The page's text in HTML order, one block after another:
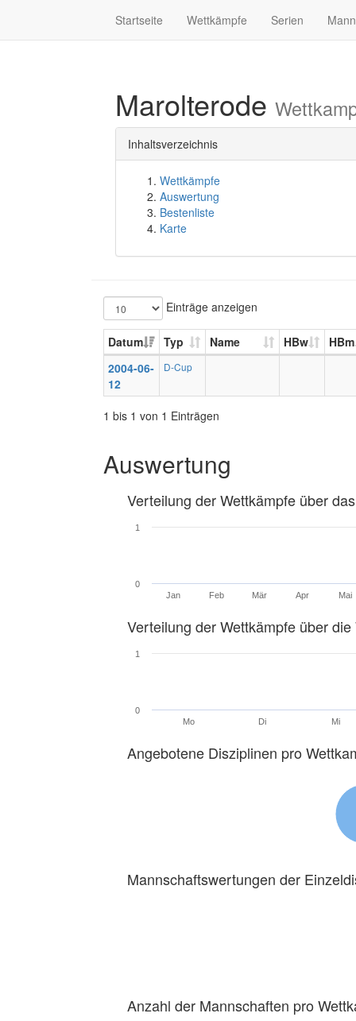
Startseite Wettkämpfe Serien
Marolterode
Inhaltsverzeichnis
Wettkämpfe
Auswertung
Bestenliste
Karte
Einträge anzeigen
Datum Typ Name HBw
HBm
2004-06-
12
D-Cup
1 bis 1 von 1 Einträgen
Auswertung
Verteilung der Wettkämpfe über
Jan Feb Mär Apr Mai
0
1
Verteilung der Wettkämpfe über die
Mo Di Mi
0
1
Angebotene Disziplinen pro
Mannschaftswertungen der
Anzahl der Mannschaften pro